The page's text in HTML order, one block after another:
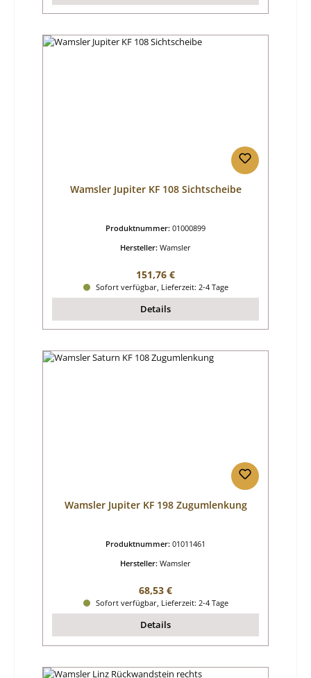
Wamsler Jupiter KF 108 Sichtscheibe
Produktnummer: 01000899
Hersteller: Wamsler
Regulärer Preis:
151,76 €
Sofort verfügbar, Lieferzeit: 2-4 Tage
Details
Wamsler Jupiter KF 198 Zugumlenkung
Produktnummer: 01011461
Hersteller: Wamsler
Regulärer Preis:
68,53 €
Sofort verfügbar, Lieferzeit: 2-4 Tage
Details